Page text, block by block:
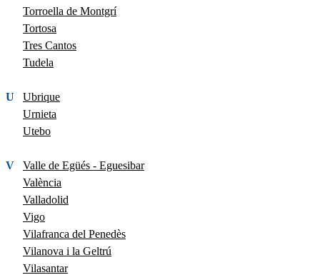
Torroella de Montgrí
Tortosa
Tres Cantos
Tudela
U
Ubrique
Urnieta
Utebo
V
Valle de Egüés - Eguesibar
València
Valladolid
Vigo
Vilafranca del Penedès
Vilanova i la Geltrú
Vilasantar